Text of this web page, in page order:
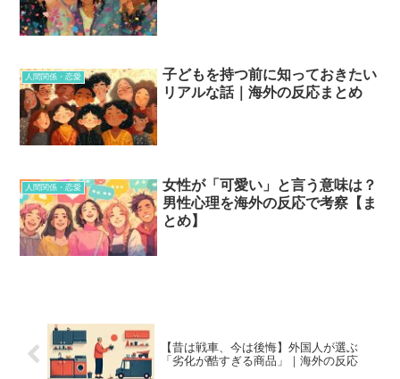
人間関係・恋愛
子どもを持つ前に知っておきたい
リアルな話｜海外の反応まとめ
人間関係・恋愛
女性が「可愛い」と言う意味は？
男性心理を海外の反応で考察【ま
とめ】
【昔は戦車、今は後悔】外国人が選ぶ
「劣化が酷すぎる商品」｜海外の反応